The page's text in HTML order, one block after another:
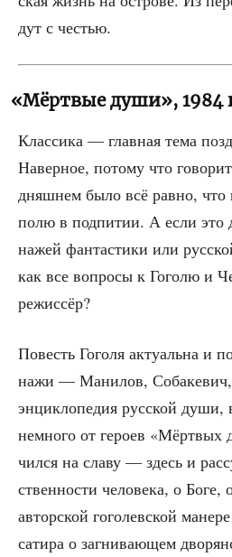
дут с честью.
«Мёртвые души», 1984
Клас­си­ка — глав­ная тема
Навер­ное, пото­му что
дняш­нем было всё рав­но, что
полю в под­пи­тии. А если это
на­жей фан­та­сти­ки или
как все вопро­сы к Гого­лю и
режиссёр?
Повесть Гого­ля акту­аль­на и
на­жи — Мани­лов,
энцик­ло­пе­дия рус­ской души,
немно­го от геро­ев
чил­ся на сла­ву — здесь и
ствен­но­сти чело­ве­ка, о Боге,
автор­ской гого­лев­ской
сати­ра о загни­ва­ю­щем